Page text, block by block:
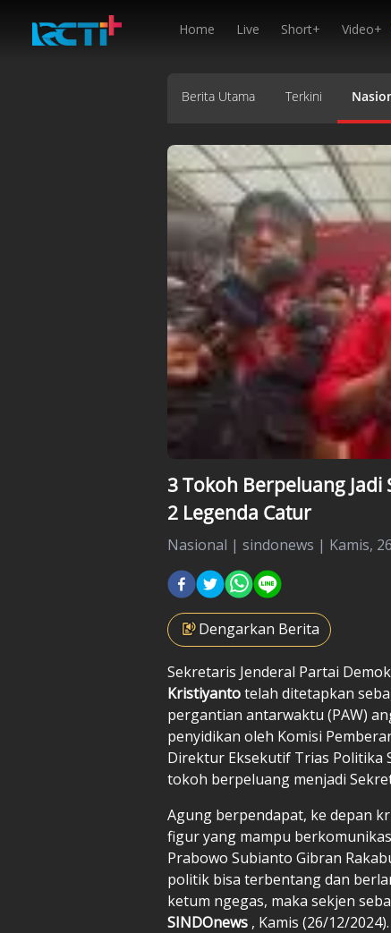
Home Live Short+ Video+
Berita Utama Terkini
3 Tokoh Berpeluang
2 Legenda Catur
Nasional | sindonews | Kamis,
Dengarkan Berita
Sekretaris Jenderal Partai
Kristiyantotelah ditetapkan
pergantian antarwaktu (PAW)
penyidikan oleh Komisi
Direktur Eksekutif Trias Politika
tokoh berpeluang menjadi
Agung berpendapat, ke depan
figur yang mampu
Prabowo Subianto Gibran
politik bisa terbentang dan
ketum ngegas, maka sekjen
SINDOnews , Kamis (26/12/2024).